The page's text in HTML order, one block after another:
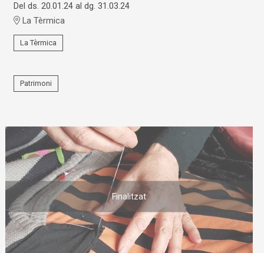
Del ds. 20.01.24 al dg. 31.03.24
La Tèrmica
La Tèrmica
Patrimoni
Finalitzat